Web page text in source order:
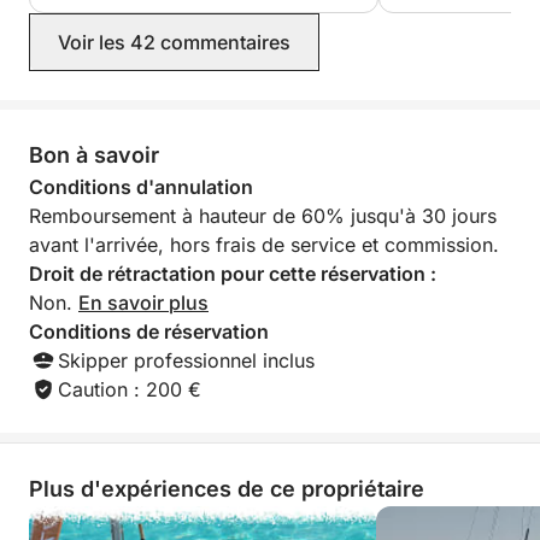
excursion de 4 heures est l'escapade idéale d'une
demi-journée.
votre aventure dès aujourd'hui et embarquez pour
une journée inoubliable !
------------------------------
-------------------------------
Voir les 42 commentaires
Bon à savoir
Conditions d'annulation
Remboursement à hauteur de 60% jusqu'à 30 jours
avant l'arrivée, hors frais de service et commission.
Droit de rétractation pour cette réservation :
Non. En savoir plus
Conditions de réservation
Skipper professionnel inclus
Caution : 200 €
Plus d'expériences de ce propriétaire